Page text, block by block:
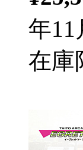
年11
在庫